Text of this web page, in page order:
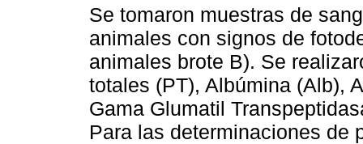
Se tomaron muestras de
animales con signos de
animales brote B). Se
totales (PT), Albúmina (Alb),
Gama Glumatil
Para las determinaciones de